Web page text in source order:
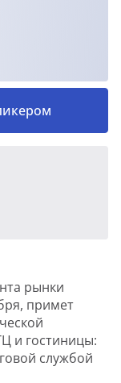
рынки
примет
и гостиницы:
службой